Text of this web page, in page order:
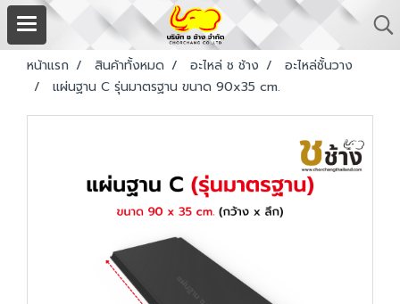
หน้าแรก สินค้าทั้งหมด อะไหล่ ช ช้าง
อะไหล่ชั้นวาง
แผ่นฐาน C รุ่นมาตรฐาน ขนาด 90x35 cm.